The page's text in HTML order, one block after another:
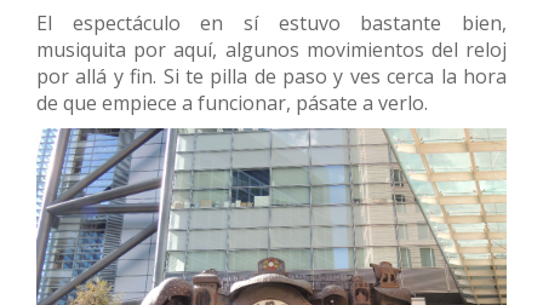
El espectáculo en sí estuvo bastante bien,
musiquita por aquí, algunos movimientos del reloj
por allá y fin. Si te pilla de paso y ves cerca la hora
de que empiece a funcionar, pásate a verlo.